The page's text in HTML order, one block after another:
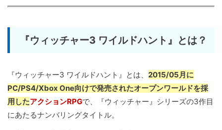
『ウィッチャー3 ワイルドハント』とは？
『ウィッチャー3 ワイルドハント』とは、 2015/05月に
PC/PS4/Xbox One向けで発売されたオープンワールドを採
用したアクションRPGで、『ウィッチャー』シリーズの3作目
にあたるナンバリングタイトル。